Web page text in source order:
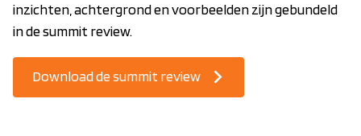
inzichten, achtergrond en voorbeelden zijn gebundeld
in de summit review.
Download de summit review